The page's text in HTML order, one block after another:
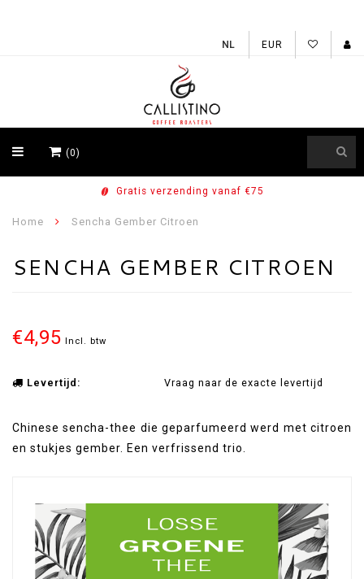
EUR
(0)
Gratis verzending vanaf €75
Home Sencha Gember Citroen
SENCHA GEMBER CITROEN
€4,95 Incl. btw
Levertijd: Vraag naar de exacte levertijd
Chinese sencha-thee die geparfumeerd werd met citroen
en stukjes gember. Een verfrissend trio.